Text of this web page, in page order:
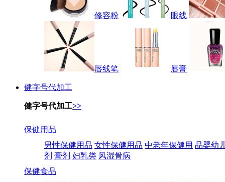
修容粉 眼线
唇线笔 唇膏
健字号代加工
健字号代加工>>
保健用品
男性保健用品 女性保健用品 中老年保健用 品婴幼
剂 膏剂 妇乳类 风湿骨病
保健食品